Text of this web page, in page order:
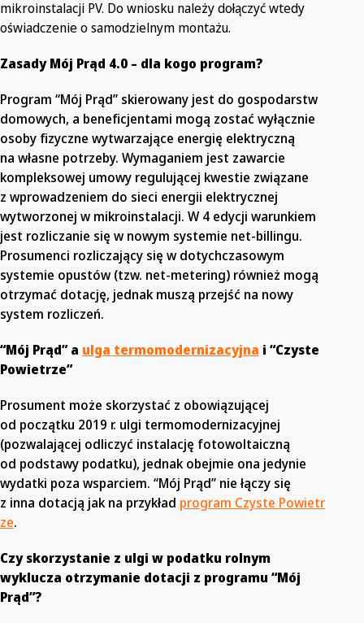
mikroinstalacji PV. Do wniosku należy dołączyć wtedy
oświadczenie o samodzielnym montażu.
Zasady Mój Prąd 4.0 – dla kogo program?
Program “Mój Prąd” skierowany jest do gospodarstw
domowych, a beneficjentami mogą zostać wyłącznie
osoby fizyczne wytwarzające energię elektryczną
na własne potrzeby. Wymaganiem jest zawarcie
kompleksowej umowy regulującej kwestie związane
z wprowadzeniem do sieci energii elektrycznej
wytworzonej w mikroinstalacji. W 4 edycji warunkiem
jest rozliczanie się w nowym systemie net-billingu.
Prosumenci rozliczający się w dotychczasowym
systemie opustów (tzw. net-metering) również mogą
otrzymać dotację, jednak muszą przejść na nowy
system rozliczeń.
“Mój Prąd” a ulga termomodernizacyjna i “Czyste
Powietrze”
Prosument może skorzystać z obowiązującej
od początku 2019 r. ulgi termomodernizacyjnej
(pozwalającej odliczyć instalację fotowoltaiczną
od podstawy podatku), jednak obejmie ona jedynie
wydatki poza wsparciem. “Mój Prąd” nie łączy się
z inna dotacją jak na przykład program Czyste Powietr
ze.
Czy skorzystanie z ulgi w podatku rolnym
wyklucza otrzymanie dotacji z programu “Mój
Prąd”?